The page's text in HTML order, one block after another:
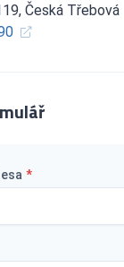
Česká Třebová
*